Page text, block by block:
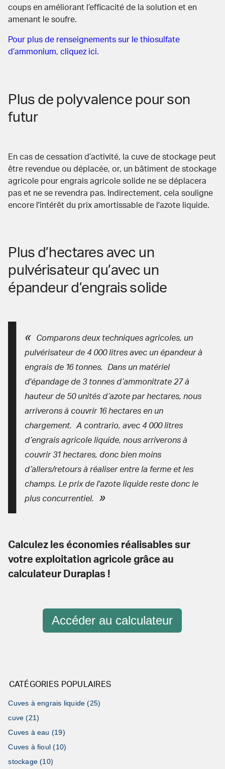
coups en améliorant l’efficacité de la solution et en
amenant le soufre.
Pour plus de renseignements sur le thiosulfate
d’ammonium, cliquez ici.
Plus de polyvalence pour son
futur
En cas de cessation d’activité, la cuve de stockage peut
être revendue ou déplacée, or, un bâtiment de stockage
agricole pour engrais agricole solide ne se déplacera
pas et ne se revendra pas. Indirectement, cela souligne
encore l'intérêt du prix amortissable de l'azote liquide.
Plus d’hectares avec un
pulvérisateur qu’avec un
épandeur d’engrais solide
Comparons deux techniques agricoles, un
pulvérisateur de 4 000 litres avec un épandeur à
engrais de 16 tonnes.
Dans un matériel
d'épandage de 3 tonnes d’ammonitrate 27 à
hauteur de 50 unités d’azote par hectares, nous
arriverons à couvrir 16 hectares en un
chargement.
A contrario, avec 4 000 litres
d’engrais agricole liquide, nous arriverons à
couvrir 31 hectares, donc bien moins
d’allers/retours à réaliser entre la ferme et les
champs. Le prix de l'azote liquide reste donc le
plus concurrentiel.
Calculez les économies réalisables sur
votre exploitation agricole grâce au
calculateur Duraplas !
Accéder au calculateur
CATÉGORIES POPULAIRES
Cuves à engrais liquide (25)
cuve (21)
Cuves à eau (19)
Cuves à fioul (10)
stockage (10)